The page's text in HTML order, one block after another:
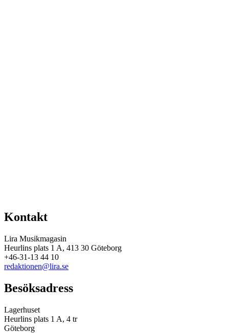
Kontakt
Lira Musikmagasin
Heurlins plats 1 A, 413 30 Göteborg
+46-31-13 44 10
redaktionen@lira.se
Besöksadress
Lagerhuset
Heurlins plats 1 A, 4 tr
Göteborg